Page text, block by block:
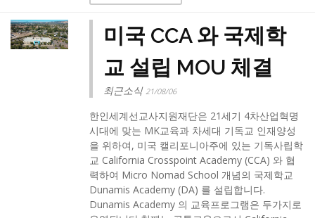
미국 CCA 와 국제학
교 설립 MOU 체결
최근소식 21/08/06
한인세계선교사지원재단은 21세기 4차산업혁명
시대에 맞는 MK교육과 차세대 기독교 인재양성
을 위하여, 미국 캘리포니아주에 있는 기독사립학
교 California Crosspoint Academy (CCA) 와 협
력하여 Micro Nomad School 개념의 국제학교
Dunamis Academy (DA) 를 설립합니다.
Dunamis Academy 의 교육프로그램은 두가지로